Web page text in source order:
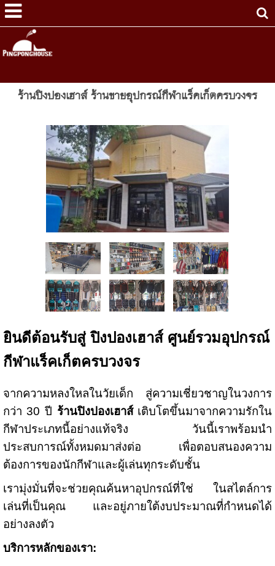
ร้านปิงปองเฮาส์ ร้านขายอุปกรณ์กีฬาแร็คเก็ตครบวงจร
ยินดีต้อนรับสู่ ปิงปองเฮาส์ ศูนย์รวมอุปกรณ์
กีฬาแร็คเก็ตครบวงจร
จากความหลงใหลในวัยเด็ก สู่ความเชี่ยวชาญในวงการ
กว่า 30 ปี ร้านปิงปองเฮาส์เติบโตขึ้นมาจากความรักใน
กีฬาประเภทนี้อย่างแท้จริง วันนี้เราพร้อมนำ
ประสบการณ์ทั้งหมดมาส่งต่อ เพื่อตอบสนองความ
ต้องการของนักกีฬาและผู้เล่นทุกระดับชั้น
เรามุ่งมั่นที่จะช่วยคุณค้นหาอุปกรณ์ที่ใช่ ในสไตล์การ
เล่นที่เป็นคุณ และอยู่ภายใต้งบประมาณที่กำหนดได้
อย่างลงตัว
บริการหลักของเรา: